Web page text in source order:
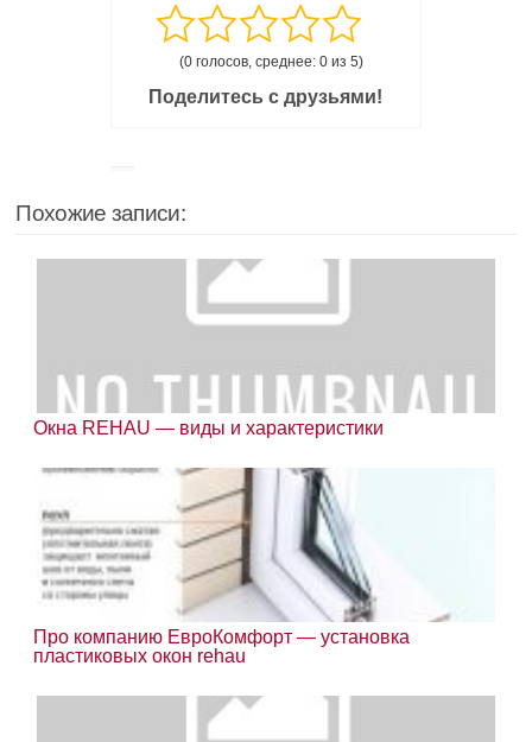
(0 голосов, среднее: 0 из 5)
Поделитесь с друзьями!
Похожие записи:
Окна REHAU — виды и характеристики
Про компанию ЕвроКомфорт — установка
пластиковых окон rehau